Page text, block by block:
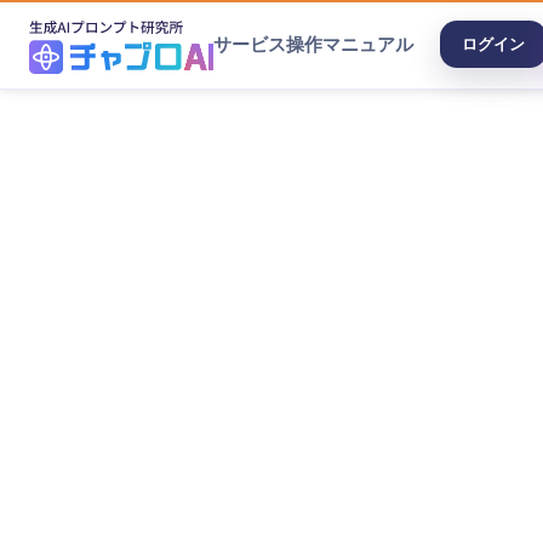
サービス操作マニュアル ログイン